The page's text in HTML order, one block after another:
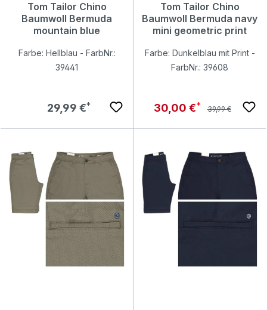
Tom Tailor Chino
Baumwoll Bermuda
mountain blue
Farbe: Hellblau - FarbNr.:
39441
Regulärer Preis:
29,99 €
Tom Tailor Chino
Baumwoll Bermuda navy
mini geometric print
Farbe: Dunkelblau mit Print -
FarbNr.: 39608
Verkaufspreis:
30,00 € Regulärer Preis:
39,99 €